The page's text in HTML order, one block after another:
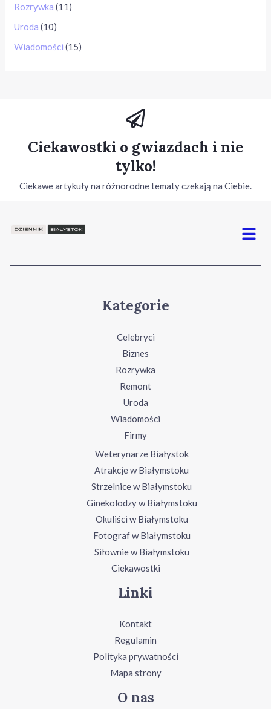
Rozrywka (11)
Uroda (10)
Wiadomości (15)
Ciekawostki o gwiazdach i nie
tylko!
Ciekawe artykuły na różnorodne tematy czekają na Ciebie.
Menu
Kategorie
Celebryci
Biznes
Rozrywka
Remont
Uroda
Wiadomości
Firmy
Weterynarze Białystok
Atrakcje w Białymstoku
Strzelnice w Białymstoku
Ginekolodzy w Białymstoku
Okuliści w Białymstoku
Fotograf w Białymstoku
Siłownie w Białymstoku
Ciekawostki
Linki
Kontakt
Regulamin
Polityka prywatności
Mapa strony
O nas